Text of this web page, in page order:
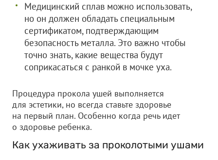
Медицинский сплав можно использовать,
но он должен обладать специальным
сертификатом, подтверждающим
безопасность металла. Это важно чтобы
точно знать, какие вещества будут
соприкасаться с ранкой в мочке уха.
Процедура прокола ушей выполняется
для эстетики, но всегда ставьте здоровье
на первый план. Особенно когда речь идет
о здоровье ребенка.
Как ухаживать за проколотыми ушами